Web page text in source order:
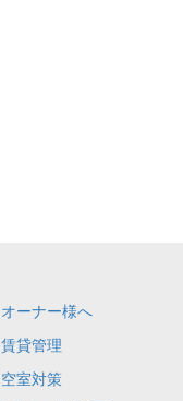
オーナー様へ
賃貸管理
空室対策